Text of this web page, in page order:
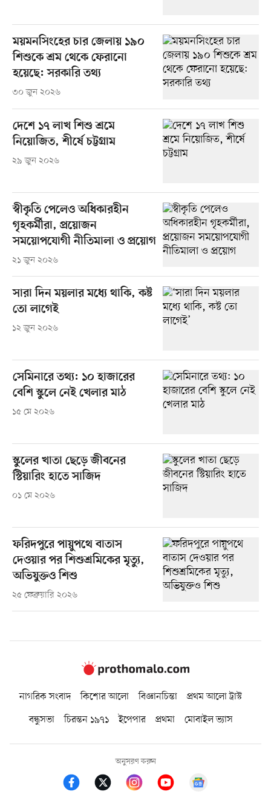
ময়মনসিংহের চার জেলায় ১৯০
শিশুকে শ্রম থেকে ফেরানো
হয়েছে: সরকারি তথ্য
৩০ জুন ২০২৬
দেশে ১৭ লাখ শিশু শ্রমে
নিয়োজিত, শীর্ষে চট্টগ্রাম
২৯ জুন ২০২৬
স্বীকৃতি পেলেও অধিকারহীন
গৃহকর্মীরা, প্রয়োজন
সময়োপযোগী নীতিমালা ও প্রয়োগ
২১ জুন ২০২৬
সারা দিন ময়লার মধ্যে থাকি, কষ্ট
তো লাগেই
১২ জুন ২০২৬
সেমিনারে তথ্য: ১০ হাজারের
বেশি স্কুলে নেই খেলার মাঠ
১৫ মে ২০২৬
স্কুলের খাতা ছেড়ে জীবনের
স্টিয়ারিং হাতে সাজিদ
০১ মে ২০২৬
ফরিদপুরে পায়ুপথে বাতাস
দেওয়ার পর শিশুশ্রমিকের মৃত্যু,
অভিযুক্তও শিশু
২৫ ফেব্রুয়ারি ২০২৬
নাগরিক সংবাদ কিশোর আলো বিজ্ঞানচিন্তা
প্রথম আলো ট্রাস্ট
বন্ধুসভা
চিরন্তন ১৯৭১ ইপেপার প্রথমা মোবাইল ভ্যাস
অনুসরণ করুন